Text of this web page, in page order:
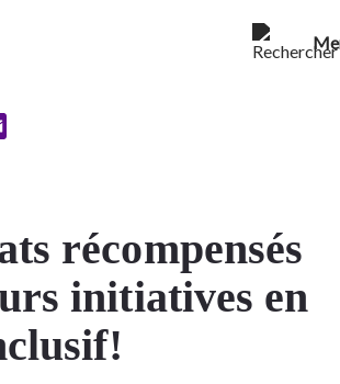
récompensés
initiatives en